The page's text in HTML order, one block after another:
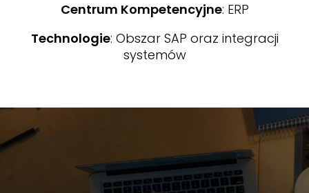
Centrum Kompetencyjne: ERP
Technologie: Obszar SAP oraz integracji
systemów